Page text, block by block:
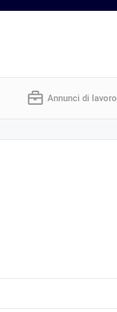
Annunci di lavoro